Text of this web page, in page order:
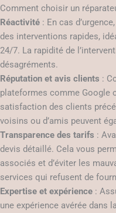
Comment choisir un
Réactivité : En cas
des interventions rapides,
24/7. La rapidité de
désagréments.
Réputation et avis clients :
plateformes comme Google
satisfaction des clients
voisins ou d’amis peuvent
Transparence des tarifs :
devis détaillé. Cela vous
associés et d’éviter les
services qui refusent de
Expertise et expérience :
une expérience avérée dans